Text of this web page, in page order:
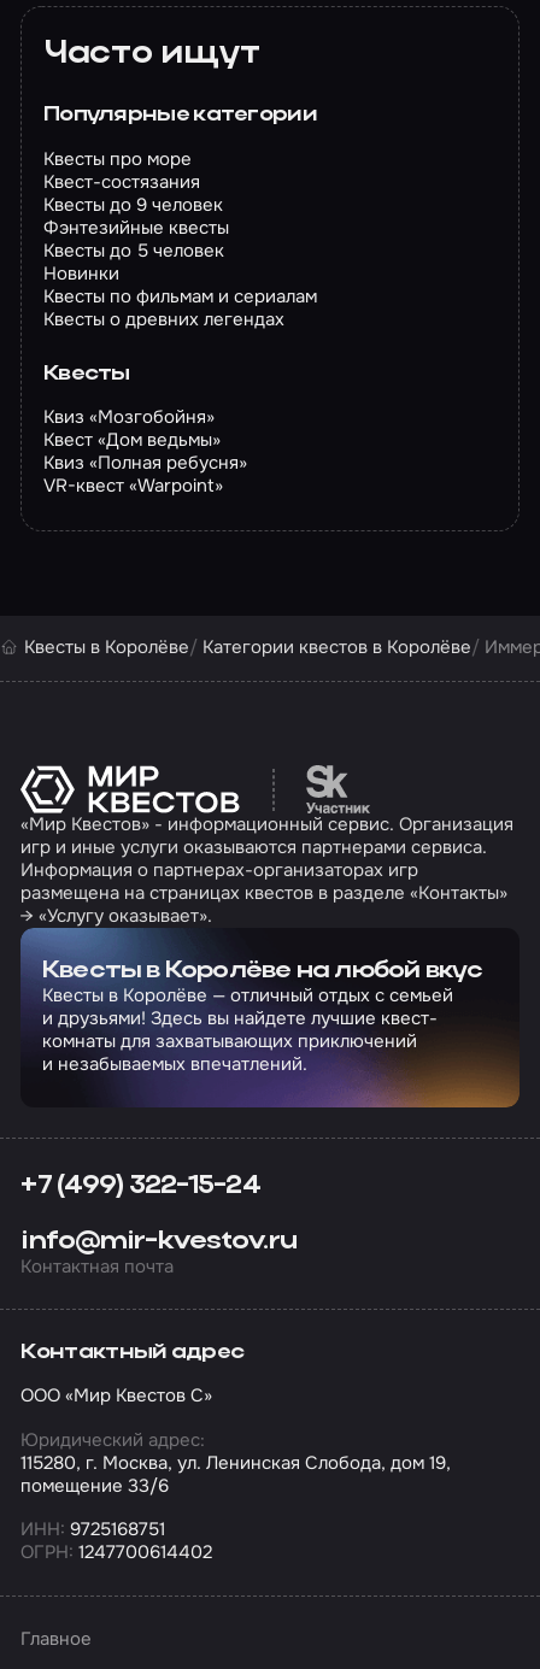
Часто ищут
Популярные категории
Квесты про море
Квест-состязания
Квесты до 9 человек
Фэнтезийные квесты
Квесты до 5 человек
Новинки
Квесты по фильмам и сериалам
Квесты о древних легендах
Квесты
Квиз «Мозгобойня»
Квест «Дом ведьмы»
Квиз «Полная ребусня»
VR-квест «Warpoint»
Квесты в Королёве Категории квестов в Королёве
Перейти на сайт
«Мир Квестов» - информационный сервис. Организация
игр и иные услуги оказываются партнерами сервиса.
Информация о партнерах-организаторах игр
размещена на страницах квестов в разделе «Контакты»
→ «Услугу оказывает».
Квесты в Королёве на любой вкус
Квесты в Королёве — отличный отдых с семьей
и друзьями! Здесь вы найдете лучшие квест-
комнаты для захватывающих приключений
и незабываемых впечатлений.
+7 (499) 322-15-24
info@mir-kvestov.ru
Контактная почта
Контактный адрес
ООО «Мир Квестов С»
Юридический адрес:
115280, г. Москва, ул. Ленинская Слобода, дом 19,
помещение 33/6
ИНН: 9725168751
ОГРН: 1247700614402
Главное